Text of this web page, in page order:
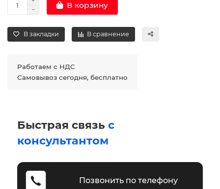
В корзину
В закладки В сравнение
Работаем с НДС
Самовывоз сегодня, бесплатно
Быстрая связь с
консультантом
Позвонить по телефону